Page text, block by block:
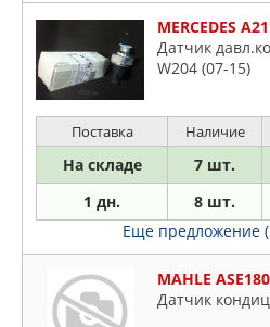
MERCEDES
Датчик
W204 (07-15)
Поставка Наличие
На складе 7 шт.
1 дн. 8 шт.
Еще предложение
MAHLE
Датчик